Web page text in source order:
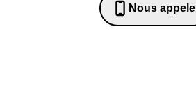
au monde en 2021. Son
2014 sur l'innovation frugale
Nous
0652698481